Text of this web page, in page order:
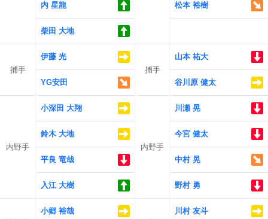
内 星龍 松本 裕樹
柴田 大地
捕手
伊藤 光
捕手
山本 祐大
YG安田 谷川原 健太
内野手
小深田 大翔
内野手
川瀬 晃
鈴木 大地 今宮 健太
平良 竜哉 中村 晃
入江 大樹 野村 勇
小郷 裕哉
川村 友斗